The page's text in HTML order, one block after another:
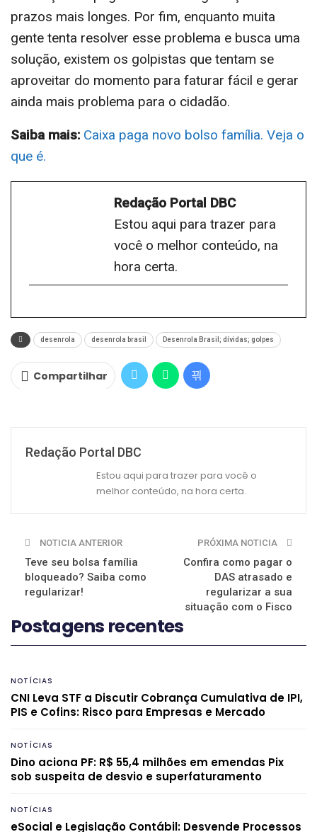
prazos mais longes. Por fim, enquanto muita
gente tenta resolver esse problema e busca uma
solução, existem os golpistas que tentam se
aproveitar do momento para faturar fácil e gerar
ainda mais problema para o cidadão.
Saiba mais: Caixa paga novo bolso família. Veja o
que é.
Redação Portal DBC
Estou aqui para trazer para
você o melhor conteúdo, na
hora certa.
desenrola desenrola brasil Desenrola Brasil; dívidas; golpes
Compartilhar
Redação Portal DBC
Estou aqui para trazer para você o
melhor conteúdo, na hora certa.
NOTICIA ANTERIOR
Teve seu bolsa família
bloqueado? Saiba como
regularizar!
PRÓXIMA NOTICIA
Confira como pagar o
DAS atrasado e
regularizar a sua
situação com o Fisco
Postagens recentes
NOTÍCIAS
CNI Leva STF a Discutir Cobrança Cumulativa de IPI,
PIS e Cofins: Risco para Empresas e Mercado
NOTÍCIAS
Dino aciona PF: R$ 55,4 milhões em emendas Pix
sob suspeita de desvio e superfaturamento
NOTÍCIAS
eSocial e Legislação Contábil: Desvende Processos